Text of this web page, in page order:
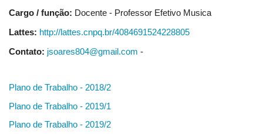
Cargo / função: Docente - Professor Efetivo Musica
Lattes: http://lattes.cnpq.br/4084691524228805
Contato: jsoares804@gmail.com -
Plano de Trabalho - 2018/2
Plano de Trabalho - 2019/1
Plano de Trabalho - 2019/2